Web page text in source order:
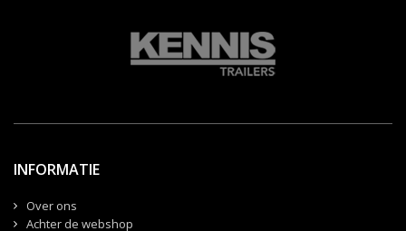
INFORMATIE
Over ons
Achter de webshop